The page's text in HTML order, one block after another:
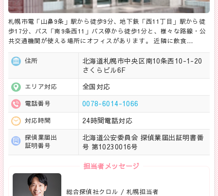
札幌市電「山鼻9条」駅から徒歩9分、地下鉄「西11丁目」駅から徒
歩17分、バス「南9条西11」バス停から徒歩1分と、様々な路線・公
共交通機関が使える場所にオフィスがあります。 近隣に飲食…
住所
北海道札幌市中央区南10条西10-1-20
さくらビル6F
エリア対応 全国対応
電話番号 0078-6014-1066
対応時間 24時間電話対応
探偵業届出
証明番号
北海道公安委員会 探偵業届出証明書番
号 第10230016号
担当者メッセージ
総合探偵社クロル / 札幌担当者